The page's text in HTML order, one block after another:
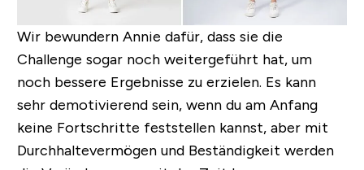
Wir bewundern Annie dafür, dass sie die
Challenge sogar noch weitergeführt hat, um
noch bessere Ergebnisse zu erzielen. Es kann
sehr demotivierend sein, wenn du am Anfang
keine Fortschritte feststellen kannst, aber mit
Durchhaltevermögen und Beständigkeit werden